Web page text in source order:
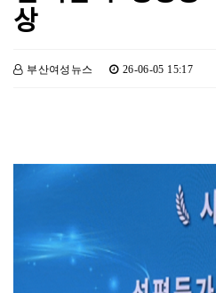
상
부산여성뉴스 26-06-05 15:17